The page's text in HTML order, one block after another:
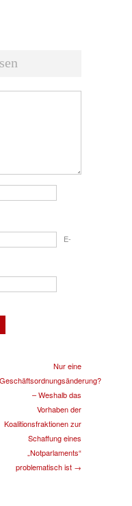
E-
Nur eine
Geschäftsordnungsänderung?
– Weshalb das
Vorhaben der
Koalitionsfraktionen zur
Schaffung eines
„Notparlaments“
problematisch ist →